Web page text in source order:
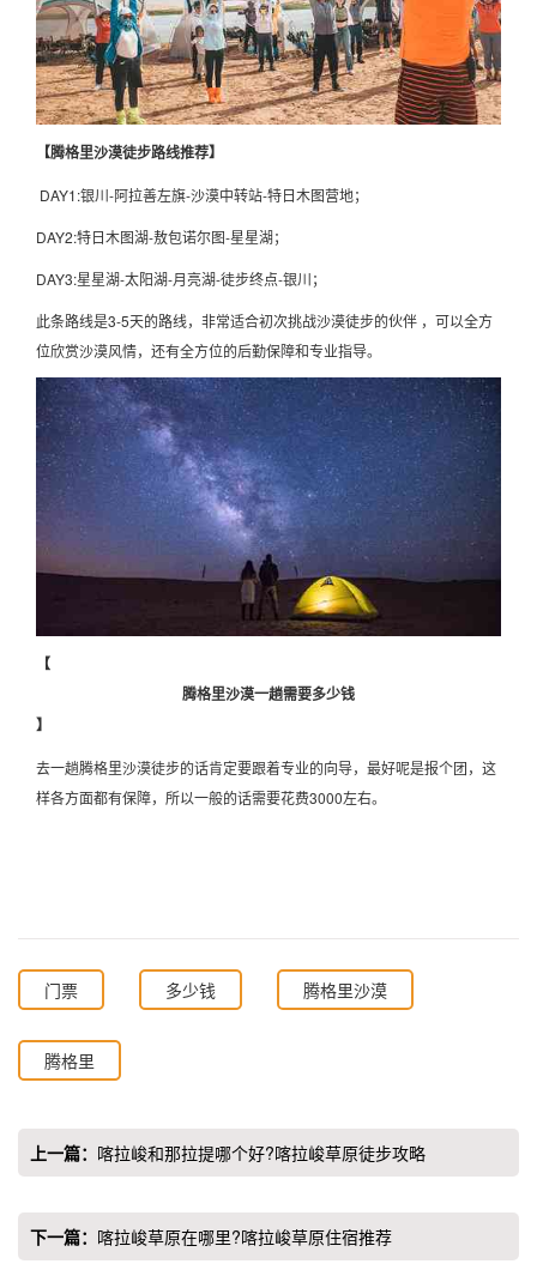
【腾格里沙漠徒步路线推荐】
DAY1:银川-阿拉善左旗-沙漠中转站-特日木图营地；
DAY2:特日木图湖-敖包诺尔图-星星湖；
DAY3:星星湖-太阳湖-月亮湖-徒步终点-银川；
此条路线是3-5天的路线，非常适合初次挑战沙漠徒步的伙伴 ，可以全方
位欣赏沙漠风情，还有全方位的后勤保障和专业指导。
【
腾格里沙漠一趟需要多少钱
】
去一趟腾格里沙漠徒步的话肯定要跟着专业的向导，最好呢是报个团，这
样各方面都有保障，所以一般的话需要花费3000左右。
门票 多少钱 腾格里沙漠
腾格里
上一篇： 喀拉峻和那拉提哪个好?喀拉峻草原徒步攻略
下一篇： 喀拉峻草原在哪里?喀拉峻草原住宿推荐